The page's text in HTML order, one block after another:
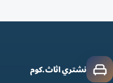
نشتري اثاث.كوم